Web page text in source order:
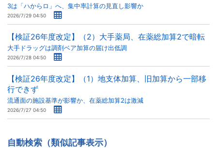
3は「ハからロ」へ、集中率計算の見直し影響か
2026/7/29 04:50
【検証26年度改定】（2）大手薬局、在薬総加算2で暗転
大手ドラッグは調剤ベア加算の届け出低調
2026/7/28 04:50
【検証26年度改定】（1）地支体加算、旧加算から一部移
行できず
流通面の施設基準が影響か、在薬総加算2は激減
2026/7/27 04:50
自動検索（類似記事表示）